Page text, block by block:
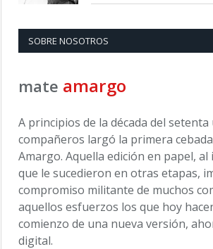
SOBRE NOSOTROS
mate amargo
A principios de la década del
compañeros largó la primera
Amargo. Aquella edición en papel, al
que le sucedieron en otras etapas,
compromiso militante de muchos
aquellos esfuerzos los que hoy
comienzo de una nueva versión,
digital.